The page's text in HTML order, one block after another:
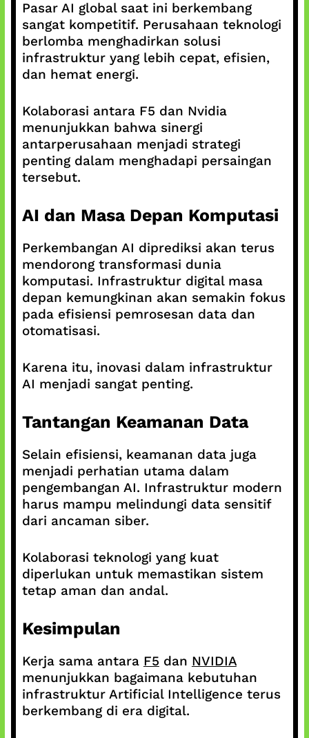
Pasar AI global saat ini berkembang
sangat kompetitif. Perusahaan teknologi
berlomba menghadirkan solusi
infrastruktur yang lebih cepat, efisien,
dan hemat energi.
Kolaborasi antara F5 dan Nvidia
menunjukkan bahwa sinergi
antarperusahaan menjadi strategi
penting dalam menghadapi persaingan
tersebut.
AI dan Masa Depan Komputasi
Perkembangan AI diprediksi akan terus
mendorong transformasi dunia
komputasi. Infrastruktur digital masa
depan kemungkinan akan semakin fokus
pada efisiensi pemrosesan data dan
otomatisasi.
Karena itu, inovasi dalam infrastruktur
AI menjadi sangat penting.
Tantangan Keamanan Data
Selain efisiensi, keamanan data juga
menjadi perhatian utama dalam
pengembangan AI. Infrastruktur modern
harus mampu melindungi data sensitif
dari ancaman siber.
Kolaborasi teknologi yang kuat
diperlukan untuk memastikan sistem
tetap aman dan andal.
Kesimpulan
Kerja sama antara F5 dan NVIDIA
menunjukkan bagaimana kebutuhan
infrastruktur Artificial Intelligence terus
berkembang di era digital.